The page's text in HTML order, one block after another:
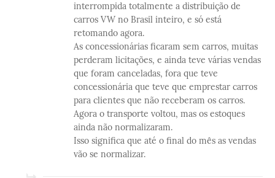
interrompida totalmente a distribuição de
carros VW no Brasil inteiro, e só está
retomando agora.
As concessionárias ficaram sem carros, muitas
perderam licitações, e ainda teve várias vendas
que foram canceladas, fora que teve
concessionária que teve que emprestar carros
para clientes que não receberam os carros.
Agora o transporte voltou, mas os estoques
ainda não normalizaram.
Isso significa que até o final do mês as vendas
vão se normalizar.